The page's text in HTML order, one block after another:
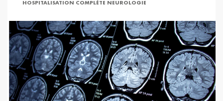
HOSPITALISATION COMPLÈTE NEUROLOGIE